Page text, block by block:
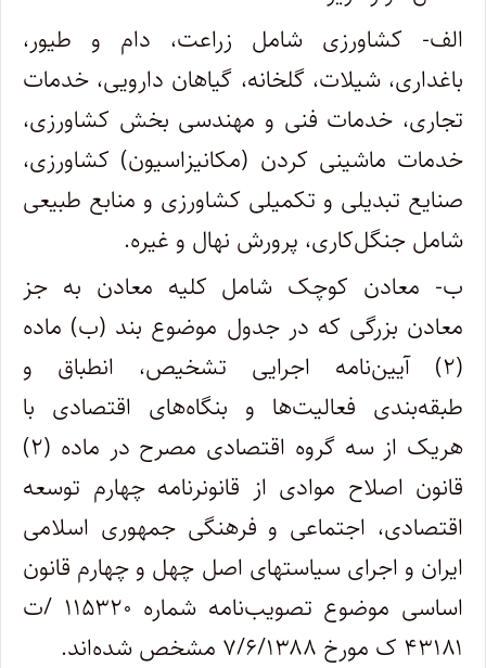
الف- کشاورزی شامل زراعت، دام و طیور،
باغداری، شیلات، گلخانه، گیاهان دارویی، خدمات
تجاری، خدمات فنی و مهندسی بخش کشاورزی،
خدمات ماشینی کردن (مکانیزاسیون) کشاورزی،
صنایع تبدیلی و تکمیلی کشاورزی و منابع طبیعی
شامل جنگل‌کاری، پرورش نهال و غیره.
ب- معادن کوچک شامل کلیه معادن به جز
معادن بزرگی که در جدول موضوع بند (ب) ماده
(۲) آیین‌نامه اجرایی تشخیص، انطباق و
طبقه‌بندی فعالیت‌ها و بنگاه‌های اقتصادی با
هریک از سه گروه اقتصادی مصرح در ماده (۲)
قانون اصلاح موادی از قانونرنامه چهارم توسعه
اقتصادی، اجتماعی و فرهنگی جمهوری اسلامی
ایران و اجرای سیاستهای اصل چهل و چهارم قانون
اساسی موضوع تصویب‌نامه شماره ۱۱۵۳۲۰ /ت
۴۳۱۸۱ ک مورخ ۷/۶/۱۳۸۸ مشخص شده‌اند.